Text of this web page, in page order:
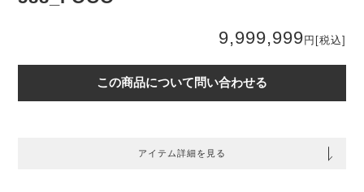
9,999,999 円 [税込]
この商品について問い合わせる
アイテム詳細を見る